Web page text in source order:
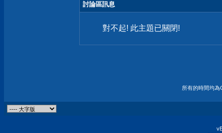
討論區訊息
對不起! 此主題已關閉!
所有的時間均為